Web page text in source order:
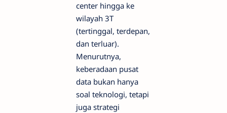
center hingga ke
wilayah 3T
(tertinggal, terdepan,
dan terluar).
Menurutnya,
keberadaan pusat
data bukan hanya
soal teknologi, tetapi
juga strategi